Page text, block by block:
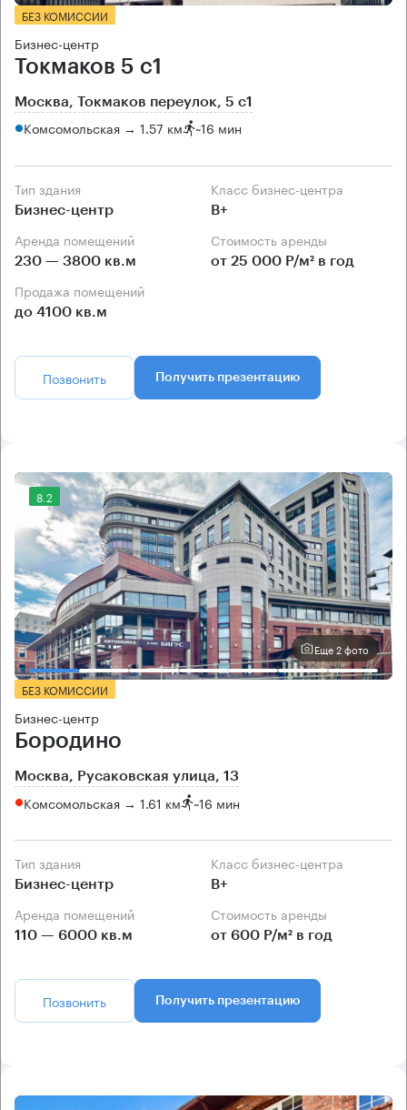
БЕЗ КОМИССИИ
Бизнес-центр
Токмаков 5 с1
Москва, Токмаков переулок, 5 с1
Комсомольская → 1.57 км ~16 мин
Тип здания
Бизнес-центр
Класс бизнес-центра
B+
Аренда помещений
230 — 3800 кв.м
Стоимость аренды
от 25 000 Р/м² в год
Продажа помещений
до 4100 кв.м
Позвонить Получить презентацию
8.2
Еще 2 фото
БЕЗ КОМИССИИ
Бизнес-центр
Бородино
Москва, Русаковская улица, 13
Комсомольская → 1.61 км ~16 мин
Тип здания
Бизнес-центр
Класс бизнес-центра
B+
Аренда помещений
110 — 6000 кв.м
Стоимость аренды
от 600 Р/м² в год
Позвонить Получить презентацию